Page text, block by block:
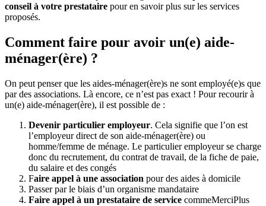
conseil à votre prestataire pour en savoir plus sur les services
proposés.
Comment faire pour avoir un(e) aide-
ménager(ère) ?
On peut penser que les aides-ménager(ère)s ne sont employé(e)s que
par des associations. Là encore, ce n’est pas exact ! Pour recourir à
un(e) aide-ménager(ère), il est possible de :
Devenir particulier employeur. Cela signifie que l’on est
l’employeur direct de son aide-ménager(ère) ou
homme/femme de ménage. Le particulier employeur se charge
donc du recrutement, du contrat de travail, de la fiche de paie,
du salaire et des congés
Faire appel à une association pour des aides à domicile
Passer par le biais d’un organisme mandataire
Faire appel à un prestataire de service commeMerciPlus